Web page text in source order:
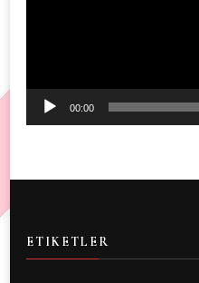
00:00
ETIKETLER